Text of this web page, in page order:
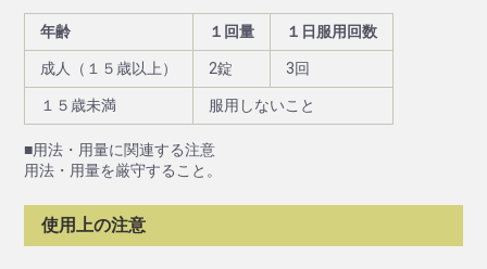
年齢 １回量 １日服用回数
成人（１５歳以上） 2錠 3回
１５歳未満 服用しないこと
■用法・用量に関連する注意
用法・用量を厳守すること。
使用上の注意